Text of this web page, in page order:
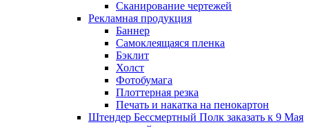
Сканирование чертежей
Рекламная продукция
Баннер
Самоклеящаяся пленка
Бэклит
Холст
Фотобумага
Плоттерная резка
Печать и накатка на пенокартон
Штендер Бессмертный Полк заказать к 9 Мая